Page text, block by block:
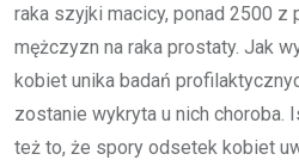
raka szyjki macicy, ponad 2500 z
mężczyzn na raka prostaty. Jak
kobiet unika badań
zostanie wykryta u nich choroba.
też to, że spory odsetek kobiet